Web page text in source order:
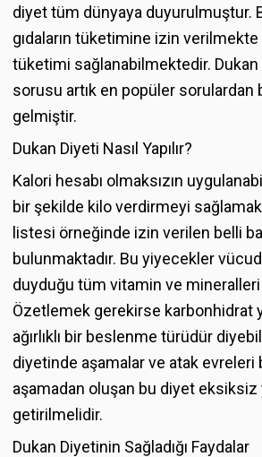
diyet tüm dünyaya duyurulmuştur.
gıdaların tüketimine izin verilmekte
tüketimi sağlanabilmektedir. Dukan
sorusu artık en popüler sorulardan
gelmiştir.
Dukan Diyeti Nasıl Yapılır?
Kalori hesabı olmaksızın
bir şekilde kilo verdirmeyi
listesi örneğinde izin verilen belli
bulunmaktadır. Bu yiyecekler
duyduğu tüm vitamin ve
Özetlemek gerekirse karbonhidrat
ağırlıklı bir beslenme türüdür
diyetinde aşamalar ve atak evreleri
aşamadan oluşan bu diyet eksiksiz
getirilmelidir.
Dukan Diyetinin Sağladığı Faydalar